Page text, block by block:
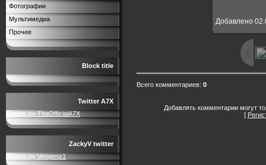
Фотографии
Мультимедиа
Прочее
Block title
Twitter A7X
Tweets by TheOfficialA7X
ZackyV twitter
Tweets by Vengenz1
Добавлено
Всего комментариев: 0
Добавлять комментарии могут
[